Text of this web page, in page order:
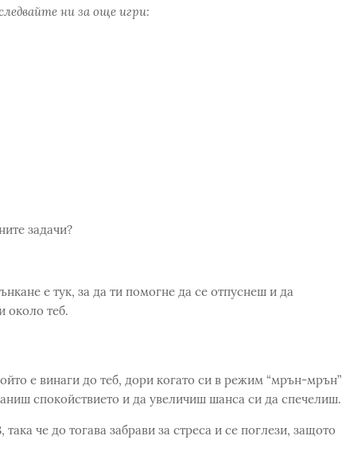
ни за още игри:
задачи?
е тук, за да ти помогне да се отпуснеш и да
около теб.
е винаги до теб, дори когато си в режим “мрън-мрън”
спокойствието и да увеличиш шанса си да спечелиш.
че до тогава забрави за стреса и се поглези, защото